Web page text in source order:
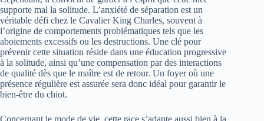
supporte mal la solitude. L’anxiété de séparation est un
véritable défi chez le Cavalier King Charles, souvent à
l’origine de comportements problématiques tels que les
aboiements excessifs ou les destructions. Une clé pour
prévenir cette situation réside dans une éducation progressive
à la solitude, ainsi qu’une compensation par des interactions
de qualité dès que le maître est de retour. Un foyer où une
présence régulière est assurée sera donc idéal pour garantir le
bien-être du chiot.
Concernant le mode de vie, cette race s’adapte aussi bien à la